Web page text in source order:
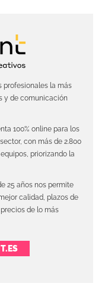
profesionales la más
y de comunicación
100% online para los
con más de 2.800
priorizando la
25 años nos permite
calidad, plazos de
de lo más